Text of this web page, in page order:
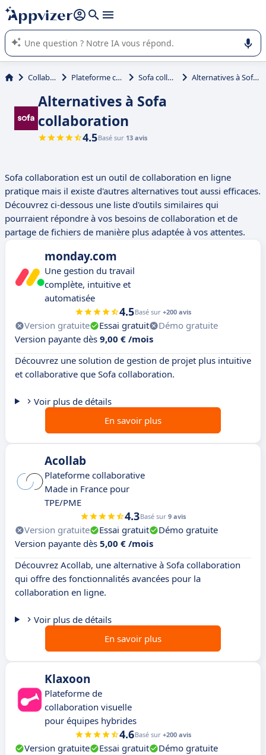
répondre (plusieurs lignes avec
L'IA de Appvizer vous guide dans l'utilisation ou la sélection de
logiciel SaaS en entreprise.
Collaboration Plateforme collaborative Sofa collaboration Alternatives à Sofa collaboration
Alternatives à Sofa
collaboration
4.5Basé sur 13 avis
Sofa collaboration est un outil de collaboration en ligne
pratique mais il existe d'autres alternatives tout aussi efficaces.
Découvrez ci-dessous une liste d'outils similaires qui
pourraient répondre à vos besoins de collaboration et de
partage de fichiers de manière plus adaptée à vos attentes.
monday.com
Une gestion du travail
complète, intuitive et
automatisée
4.5Basé sur +200 avis
Version gratuite Essai gratuit
Démo gratuite
Version payante dès 9,00 € /mois
Découvrez une solution de gestion de projet plus intuitive
et collaborative que Sofa collaboration.
Voir plus de détails
En savoir plus
Acollab
Plateforme collaborative
Made in France pour
TPE/PME
4.3Basé sur 9 avis
Version gratuite Essai gratuit
Démo gratuite
Version payante dès 5,00 € /mois
Découvrez Acollab, une alternative à Sofa collaboration
qui offre des fonctionnalités avancées pour la
collaboration en ligne.
Voir plus de détails
En savoir plus
Klaxoon
Plateforme de
collaboration visuelle
pour équipes hybrides
4.6Basé sur +200 avis
Version gratuite Essai gratuit
Démo gratuite